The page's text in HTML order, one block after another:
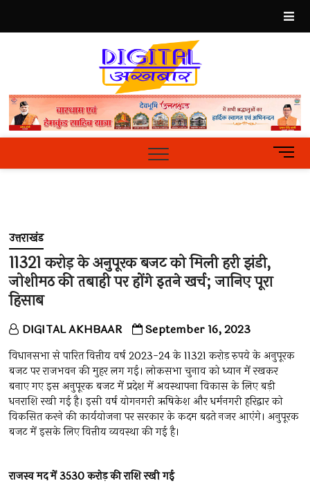
content
Hindi
News
PortalM
e
उत्तराखंड
11321 करोड़ के अनुपूरक बजट को मिली हरी झंडी,
जोशीमठ की तबाही पर होंगे इतने खर्च; जानिए पूरा
हिसाब
DIGITAL AKHBAAR September 16, 2023
विधानसभा से पारित वित्तीय वर्ष 2023-24 के 11321 करोड़ रुपये के अनुपूरक
बजट पर राजभवन की मुहर लग गई। लोकसभा चुनाव को ध्यान में रखकर
बनाए गए इस अनुपूरक बजट में प्रदेश में अवस्थापना विकास के लिए बड़ी
धनराशि रखी गई है। इसी वर्ष योगनगरी ऋषिकेश और धर्मनगरी हरिद्वार को
विकसित करने की कार्ययोजना पर सरकार के कदम बढ़ते नजर आएंगे। अनुपूरक
बजट में इसके लिए वित्तीय व्यवस्था की गई है।
राजस्वमदमें 3530करोड़कीराशिरखीगई